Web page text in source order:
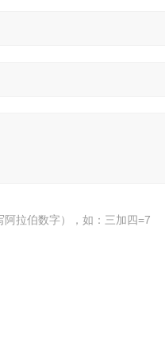
拉伯数字），如：三加四=7